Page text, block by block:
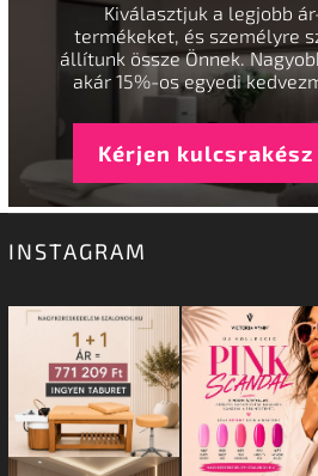
Kiválasztjuk a legjobb
termékeket, és személyre
állítunk össze Önnek.
akár 15%-os egyedi
Kérjen
INSTAGRAM